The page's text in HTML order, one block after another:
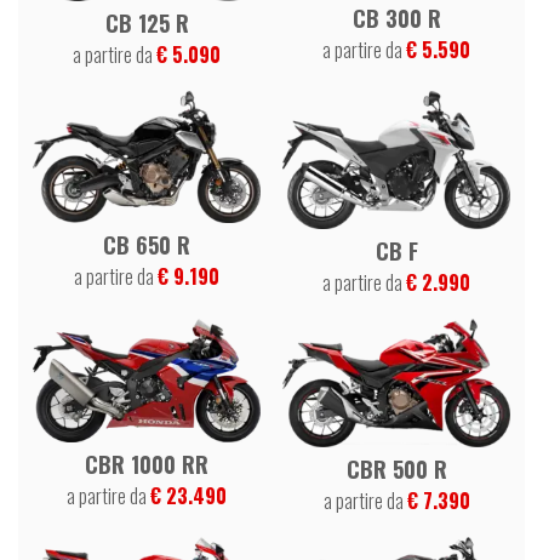
CB 125 R
a partire da€ 5.090
CB 300 R
a partire da€ 5.590
CB 650 R
a partire da€ 9.190
CB F
a partire da€ 2.990
CBR 1000 RR
a partire da€ 23.490
CBR 500 R
a partire da€ 7.390